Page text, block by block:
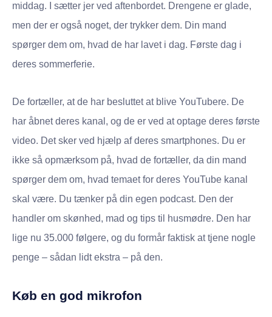
middag. I sætter jer ved aftenbordet. Drengene er glade,
men der er også noget, der trykker dem. Din mand
spørger dem om, hvad de har lavet i dag. Første dag i
deres sommerferie.
De fortæller, at de har besluttet at blive YouTubere. De
har åbnet deres kanal, og de er ved at optage deres første
video. Det sker ved hjælp af deres smartphones. Du er
ikke så opmærksom på, hvad de fortæller, da din mand
spørger dem om, hvad temaet for deres YouTube kanal
skal være. Du tænker på din egen podcast. Den der
handler om skønhed, mad og tips til husmødre. Den har
lige nu 35.000 følgere, og du formår faktisk at tjene nogle
penge – sådan lidt ekstra – på den.
Køb en god mikrofon